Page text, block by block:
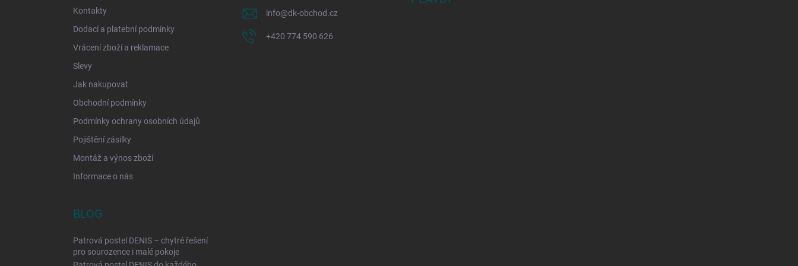
Kontakty
Dodací a platební podmínky
Vrácení zboží a reklamace
Slevy
Jak nakupovat
Obchodní podmínky
Podmínky ochrany osobních údajů
Pojištění zásilky
Montáž a výnos zboží
Informace o nás
info@dk-obchod.cz
+420 774 590 626
BLOG
Patrová postel DENIS – chytré řešení
pro sourozence i malé pokoje